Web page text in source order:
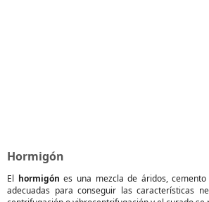
Hormigón
El hormigón es una mezcla de áridos,
adecuadas para conseguir las características